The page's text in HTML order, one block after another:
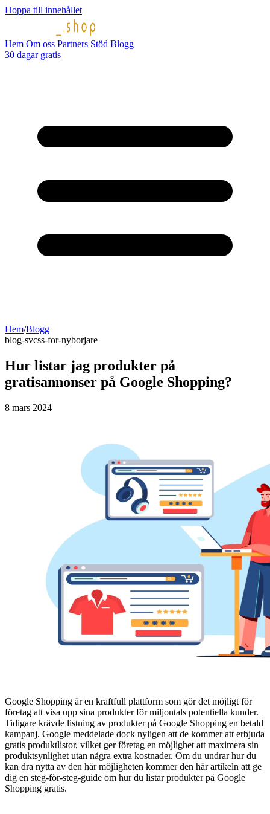
Hoppa till innehållet
Hem Om oss Partners Stöd Blogg
30 dagar gratis
Hem/Blogg
blog-svcss-for-nyborjare
Hur listar jag produkter på
gratisannonser på Google Shopping?
8 mars 2024
Google Shopping är en kraftfull plattform som gör det möjligt för
företag att visa upp sina produkter för miljontals potentiella kunder.
Tidigare krävde listning av produkter på Google Shopping en betald
kampanj. Google meddelade dock nyligen att de kommer att erbjuda
gratis produktlistor, vilket ger företag en möjlighet att maximera sin
produktsynlighet utan några extra kostnader. Om du undrar hur du
kan dra nytta av den här möjligheten kommer den här artikeln att ge
dig en steg-för-steg-guide om hur du listar produkter på Google
Shopping gratis.